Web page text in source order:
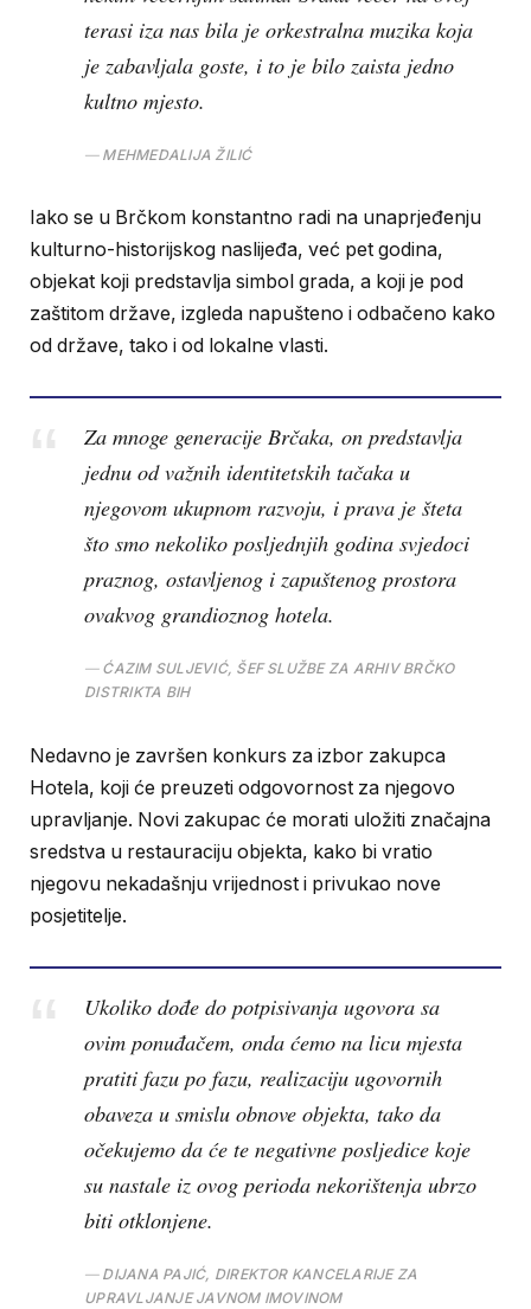
terasi iza nas bila je orkestralna muzika koja
je zabavljala goste, i to je bilo zaista jedno
kultno mjesto.
MEHMEDALIJA ŽILIĆ
Iako se u Brčkom konstantno radi na unaprjeđenju
kulturno-historijskog naslijeđa, već pet godina,
objekat koji predstavlja simbol grada, a koji je pod
zaštitom države, izgleda napušteno i odbačeno kako
od države, tako i od lokalne vlasti.
Za mnoge generacije Brčaka, on predstavlja
jednu od važnih identitetskih tačaka u
njegovom ukupnom razvoju, i prava je šteta
što smo nekoliko posljednjih godina svjedoci
praznog, ostavljenog i zapuštenog prostora
ovakvog grandioznog hotela.
ĆAZIM SULJEVIĆ, ŠEF SLUŽBE ZA ARHIV BRČKO
DISTRIKTA BIH
Nedavno je završen konkurs za izbor zakupca
Hotela, koji će preuzeti odgovornost za njegovo
upravljanje. Novi zakupac će morati uložiti značajna
sredstva u restauraciju objekta, kako bi vratio
njegovu nekadašnju vrijednost i privukao nove
posjetitelje.
Ukoliko dođe do potpisivanja ugovora sa
ovim ponuđačem, onda ćemo na licu mjesta
pratiti fazu po fazu, realizaciju ugovornih
obaveza u smislu obnove objekta, tako da
očekujemo da će te negativne posljedice koje
su nastale iz ovog perioda nekorištenja ubrzo
biti otklonjene.
DIJANA PAJIĆ, DIREKTOR KANCELARIJE ZA
UPRAVLJANJE JAVNOM IMOVINOM